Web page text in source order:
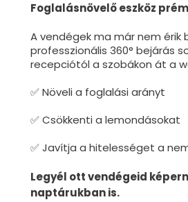
Foglalásnövelő eszköz
A vendégek ma már nem érik
professzionális 360° bejárás
recepciótól a szobákon át a
✅ Növeli a foglalási arányt
✅ Csökkenti a lemondásokat
✅ Javítja a hitelességet a
Legyél ott vendégeid
naptárukban is.